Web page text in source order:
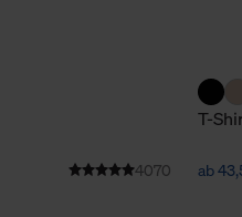
4070
T-
ab